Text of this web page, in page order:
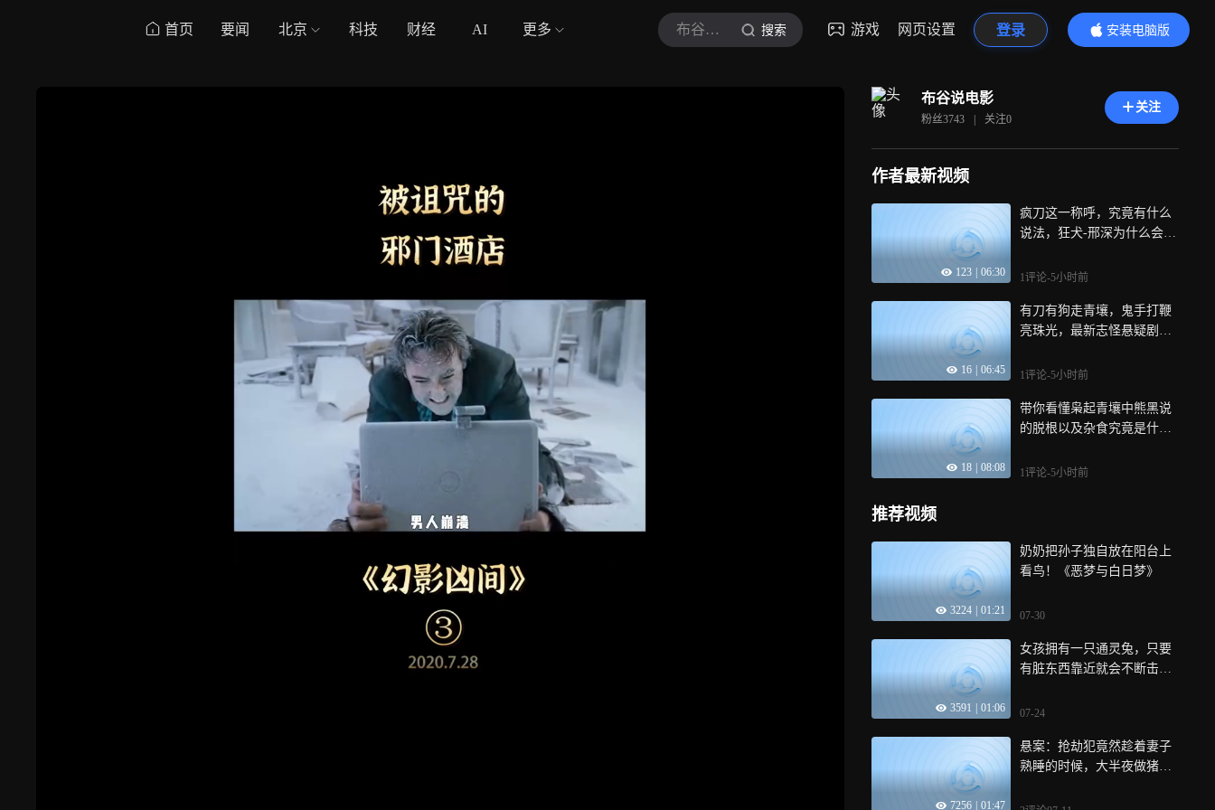
首页 要闻 北京 科技 财经 AI 更多 布谷说电影 搜索 游戏 网页设置 登录
安装电脑版
内容更精彩
布谷说电影
粉丝3743 | 关注0
关注
作者最新视频
123 06:30
疯刀这一称呼，究竟有什么
说法，狂犬-邢深为什么会是
1评论-5小时前
16 06:45
有刀有狗走青壤，鬼手打鞭
亮珠光，最新志怪悬疑剧它
1评论-5小时前
18 08:08
带你看懂枭起青壤中熊黑说
的脱根以及杂食究竟是什么
1评论-5小时前
推荐视频
3224 01:21
奶奶把孙子独自放在阳台上
看鸟！《恶梦与白日梦》
07-30
3591 01:06
女孩拥有一只通灵兔，只要
有脏东西靠近就会不断击鼓
07-24
7256 01:47
悬案：抢劫犯竟然趁着妻子
熟睡的时候，大半夜做猪肉